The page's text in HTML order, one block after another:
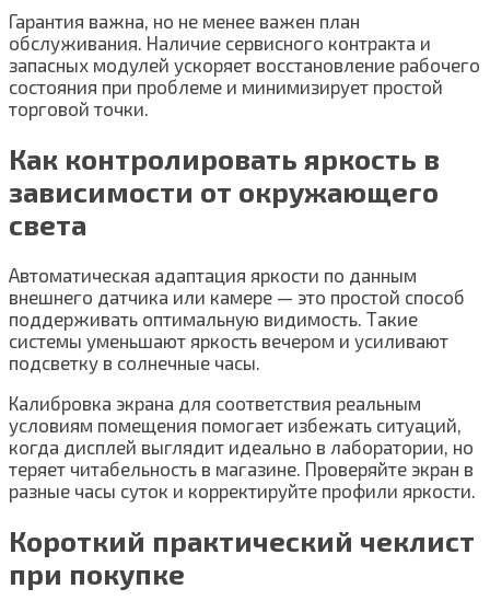
Гарантия важна, но не менее важен план
обслуживания. Наличие сервисного контракта и
запасных модулей ускоряет восстановление рабочего
состояния при проблеме и минимизирует простой
торговой точки.
Как контролировать яркость в
зависимости от окружающего
света
Автоматическая адаптация яркости по данным
внешнего датчика или камере — это простой способ
поддерживать оптимальную видимость. Такие
системы уменьшают яркость вечером и усиливают
подсветку в солнечные часы.
Калибровка экрана для соответствия реальным
условиям помещения помогает избежать ситуаций,
когда дисплей выглядит идеально в лаборатории, но
теряет читабельность в магазине. Проверяйте экран в
разные часы суток и корректируйте профили яркости.
Короткий практический чеклист
при покупке